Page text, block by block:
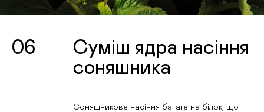
06
Суміш ядра насіння
соняшника
Соняшникове насіння багате на білок, що